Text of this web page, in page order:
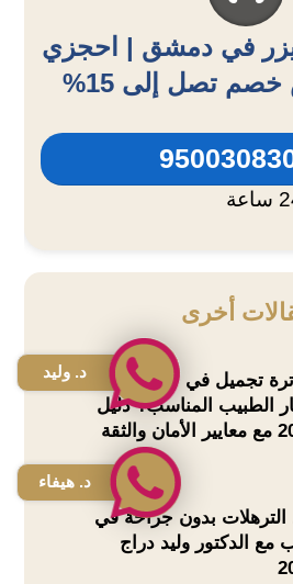
في دمشق | احجزي
تصل إلى 15%
أخرى
تجميل في حلب | كيف
الطبيب المناسب؟ دليل
والثقة
بدون جراحة في
مع الدكتور وليد دراج
د. وليد
د. هيفاء